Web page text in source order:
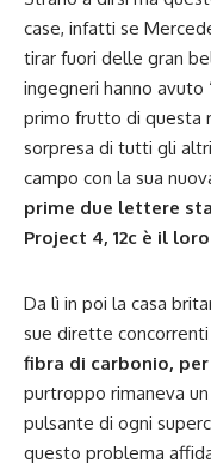
case, infatti se
tirar fuori delle gran
ingegneri hanno avuto
primo frutto di questa
sorpresa di tutti gli
campo con la sua
prime due lettere
Project 4, 12c è il
Da lì in poi la casa
sue dirette
fibra di carbonio,
purtroppo rimaneva
pulsante di ogni
questo problema